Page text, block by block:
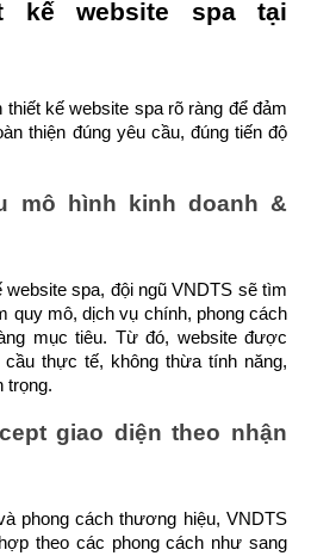
kế website spa tại
kế website spa rõ ràng để đảm
thiện đúng yêu cầu, đúng tiến độ
mô hình kinh doanh &
spa, đội ngũ VNDTS sẽ tìm
quy mô, dịch vụ chính, phong cách
mục tiêu. Từ đó, website được
thực tế, không thừa tính năng,
trọng.
giao diện theo nhận
phong cách thương hiệu, VNDTS
theo các phong cách như sang